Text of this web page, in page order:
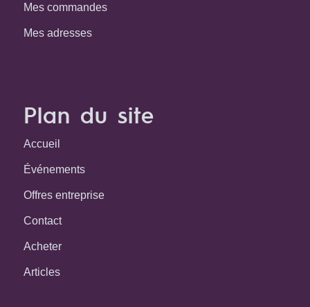
Mes commandes
Mes adresses
Plan du site
Accueil
Événements
Offres entreprise
Contact
Acheter
Articles